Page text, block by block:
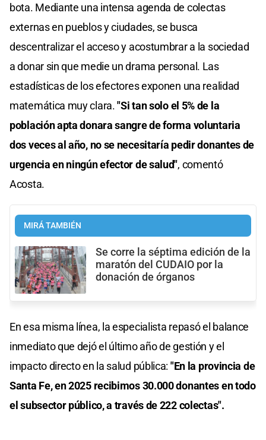
bota. Mediante una intensa agenda de colectas
externas en pueblos y ciudades, se busca
descentralizar el acceso y acostumbrar a la sociedad
a donar sin que medie un drama personal. Las
estadísticas de los efectores exponen una realidad
matemática muy clara."Si tan solo el 5% de la
población apta donara sangre de forma voluntaria
dos veces al año, no se necesitaría pedir donantes de
urgencia en ningún efector de salud", comentó
Acosta.
MIRÁ TAMBIÉN
Se corre la séptima edición de la
maratón del CUDAIO por la
donación de órganos
En esa misma línea, la especialista repasó el balance
inmediato que dejó el último año de gestión y el
impacto directo en la salud pública: "En la provincia de
Santa Fe, en 2025 recibimos 30.000 donantes en todo
el subsector público, a través de 222 colectas".